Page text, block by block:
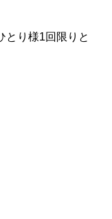
とり様1回限りと